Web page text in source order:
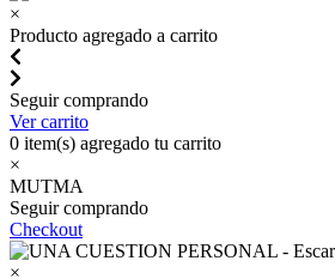
×
Producto agregado a carrito
Seguir comprando
Ver carrito
0 item(s) agregado tu carrito
×
MUTMA
Seguir comprando
Checkout
×